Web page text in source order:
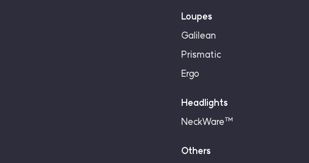
Loupes
Galilean
Prismatic
Ergo
Headlights
NeckWare™
Others